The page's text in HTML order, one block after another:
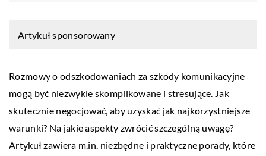
Artykuł sponsorowany
Rozmowy o odszkodowaniach za szkody komunikacyjne
mogą być niezwykle skomplikowane i stresujące. Jak
skutecznie negocjować, aby uzyskać jak najkorzystniejsze
warunki? Na jakie aspekty zwrócić szczególną uwagę?
Artykuł zawiera m.in. niezbędne i praktyczne porady, które